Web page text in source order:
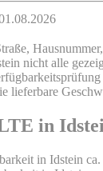
nicht alle
lieferbare
in
in Idstein